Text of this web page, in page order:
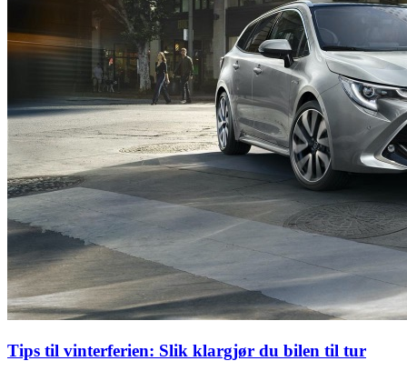
Tips til vinterferien: Slik klargjør du bilen til tur